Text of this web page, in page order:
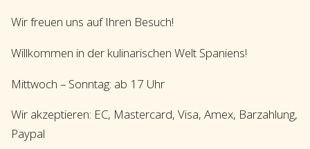
Wir freuen uns auf Ihren Besuch!
Willkommen in der kulinarischen Welt Spaniens!
Mittwoch – Sonntag: ab 17 Uhr
Wir akzeptieren: EC, Mastercard, Visa, Amex, Barzahlung,
Paypal